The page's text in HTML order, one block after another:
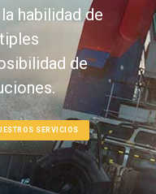
habilidad de
de
SERVICIOS